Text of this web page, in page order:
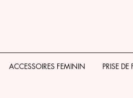
ACCESSOIRES FEMININ PRISE